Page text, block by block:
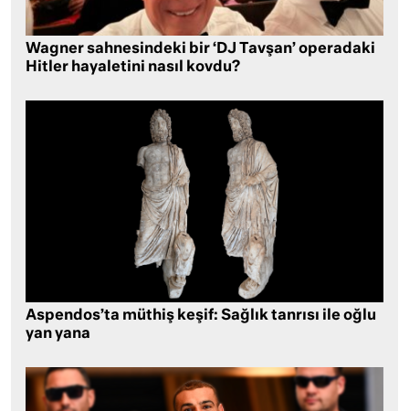
Wagner sahnesindeki bir ‘DJ Tavşan’ operadaki
Hitler hayaletini nasıl kovdu?
Aspendos’ta müthiş keşif: Sağlık tanrısı ile oğlu
yan yana